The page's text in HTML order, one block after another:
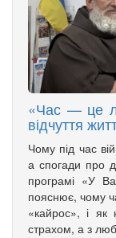
«Час — це
відчуття
Чому під час
а спогади про
програмі «У
пояснює, чому
«кайрос», і як
страхом, а з